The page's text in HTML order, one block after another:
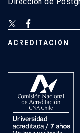
ACREDITACIÓN